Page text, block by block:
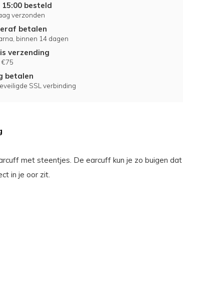
15:00 besteld
verzonden
betalen
binnen 14 dagen
verzending
betalen
SSL verbinding
met steentjes. De earcuff kun je zo buigen dat
in je oor zit.